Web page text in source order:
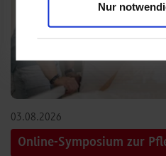
Nur
03.08.2026
Online-Symposium zur